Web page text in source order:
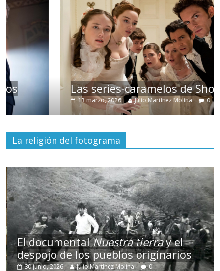
Las series-caramelos de Shondaland
Julio Martínez Molina 0
La religión del fotograma
El documentalNuestra tierray el
despojo de los pueblos originarios
30 junio, 2026 Julio Martínez Molina 0